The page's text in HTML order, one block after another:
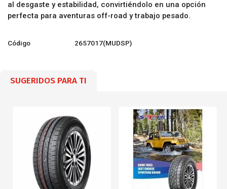
al desgaste y estabilidad, convirtiéndolo en una opción
perfecta para aventuras off-road y trabajo pesado.
Código 2657017(MUDSP)
SUGERIDOS PARA TI